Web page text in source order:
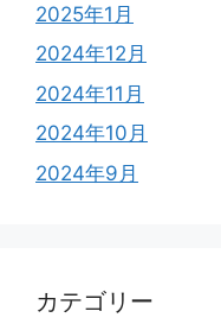
2025年1月
2024年12月
2024年11月
2024年10月
2024年9月
カテゴリー